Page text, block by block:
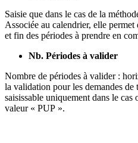
Saisie que dans le cas de la
Associée au calendrier, elle
et fin des périodes à prendre en
Nb. Périodes à valider
Nombre de périodes à valider :
la validation pour les demandes de
saisissable uniquement dans le
valeur « PUP ».